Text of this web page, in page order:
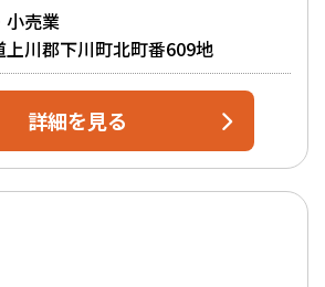
小売業
上川郡下川町北町番609地
詳細を見る